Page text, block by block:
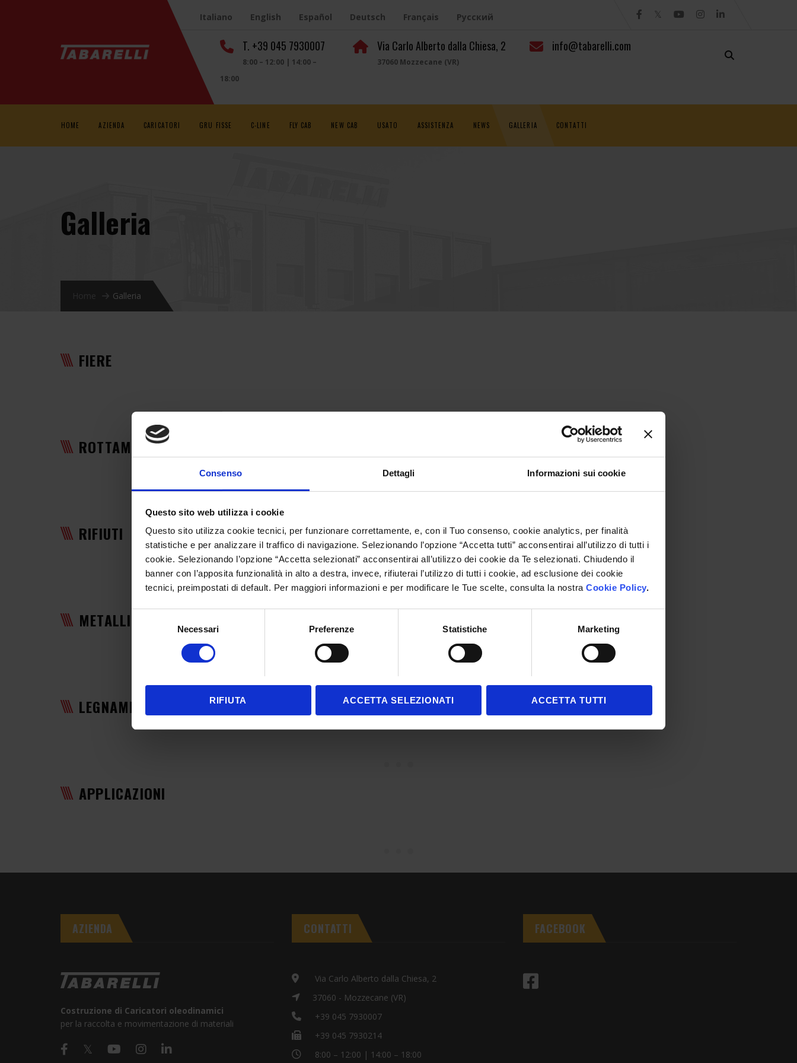
Consenso Dettagli Informazioni sui cookie
Questo sito web utilizza i cookie
Questo sito utilizza cookie tecnici, per funzionare correttamente, e, con il Tuo consenso, cookie analytics, per finalità
statistiche e per analizzare il traffico di navigazione. Selezionando l’opzione “Accetta tutti” acconsentirai all’utilizzo di tutti i
cookie. Selezionando l’opzione “Accetta selezionati” acconsentirai all’utilizzo dei cookie da Te selezionati. Chiudendo il
banner con l’apposita funzionalità in alto a destra, invece, rifiuterai l’utilizzo di tutti i cookie, ad esclusione dei cookie
tecnici, preimpostati di default. Per maggiori informazioni e per modificare le Tue scelte, consulta la nostra Cookie Policy.
Necessari Preferenze Statistiche Marketing
RIFIUTA ACCETTA SELEZIONATI ACCETTA TUTTI
Italiano English Español Deutsch Français Русский
T. +39 045 7930007
8:00 – 12:00 | 14:00 –
18:00
Via Carlo Alberto dalla Chiesa, 2
37060 Mozzecane (VR)
info@tabarelli.com
HOME AZIENDA CARICATORI GRU FISSE C-LINE FLY CAB NEW CAB USATO ASSISTENZA NEWS GALLERIA CONTATTI
Galleria
Home Galleria
FIERE
ROTTAME
RIFIUTI
METALLI
LEGNAME
APPLICAZIONI
AZIENDA
Costruzione di Caricatori oleodinamici
per la raccolta e movimentazione di materiali
CONTATTI
Via Carlo Alberto dalla Chiesa, 2
37060 - Mozzecane (VR)
+39 045 7930007
+39 045 7930214
8:00 – 12:00 | 14:00 – 18:00
FACEBOOK